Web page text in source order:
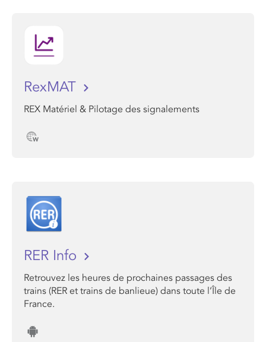
RexMAT
REX Matériel & Pilotage des signalements
RER Info
Retrouvez les heures de prochaines passages des
trains (RER et trains de banlieue) dans toute l’Île de
France.